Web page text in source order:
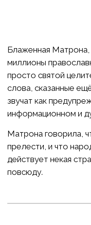
Блаженная
миллионы
просто святой
слова, сказанные
звучат как
информационном и
Матрона говорила,
прелести, и что
действует некая
повсюду.